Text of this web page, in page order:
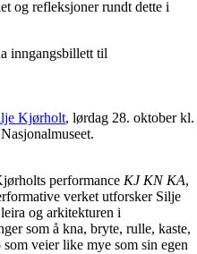
og refleksjoner rundt dette i
inngangsbillett til
Kjørholt, lørdag 28. oktober kl.
performance KJ KN KA,
verket utforsker Silje
og arkitekturen i
som å kna, bryte, rulle, kaste,
veier like mye som sin egen